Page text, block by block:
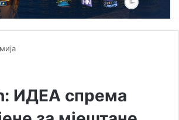
ИДЕА спрема